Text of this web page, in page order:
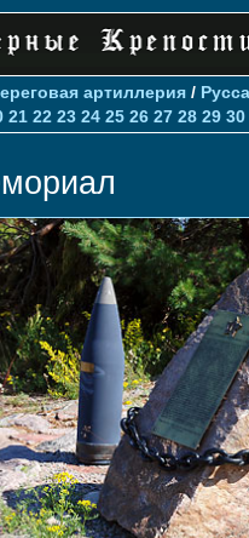
артиллерия /
21 22 23 24 25 26 27 28 29 30